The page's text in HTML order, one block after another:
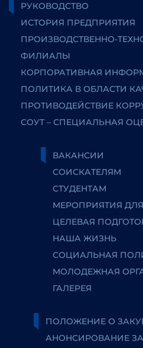
РУКОВОДСТВО
ИСТОРИЯ ПРЕДПРИЯТИЯ
ПРОИЗВОДСТВЕННО-
ФИЛИАЛЫ
КОРПОРАТИВНАЯ
ПОЛИТИКА В ОБЛАСТИ
ПРОТИВОДЕЙСТВИЕ
СОУТ – СПЕЦИАЛЬНАЯ
ВАКАНСИИ
СОИСКАТЕЛЯМ
СТУДЕНТАМ
МЕРОПРИЯТИЯ
ЦЕЛЕВАЯ
НАША ЖИЗНЬ
СОЦИАЛЬНАЯ
МОЛОДЕЖНАЯ
ГАЛЕРЕЯ
ПОЛОЖЕНИЕ О
АНОНСИРОВАНИЕ